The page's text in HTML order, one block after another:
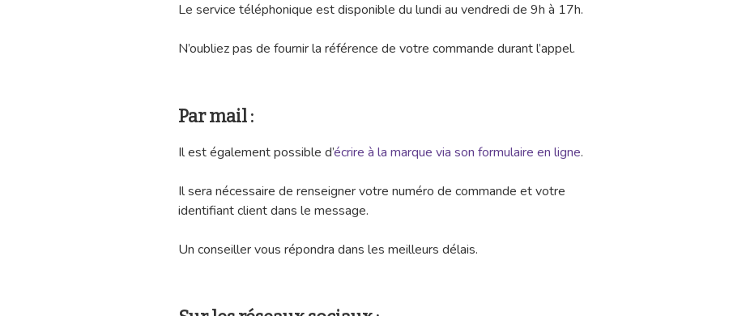
Le service téléphonique est disponible du lundi au vendredi de 9h à 17h.
N’oubliez pas de fournir la référence de votre commande durant l’appel.
Par mail :
Il est également possible d’écrire à la marque via son formulaire en ligne.
Il sera nécessaire de renseigner votre numéro de commande et votre
identifiant client dans le message.
Un conseiller vous répondra dans les meilleurs délais.